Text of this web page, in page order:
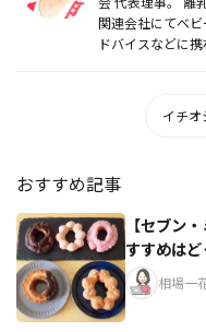
関連会社にてベ
ドバイスなどに
イチオ
おすすめ記事
【セブン
すすめはど
相場一